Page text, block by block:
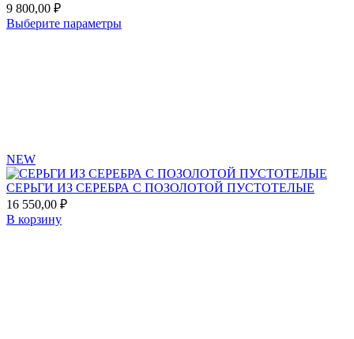
9 800,00 ₽
Выберите параметрыЭтот
NEW
СЕРЬГИ ИЗ СЕРЕБРА С ПОЗОЛОТОЙ ПУСТОТЕЛЫЕ
16 550,00 ₽
В корзину